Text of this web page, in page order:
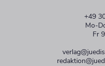
+49
Mo-
Fr